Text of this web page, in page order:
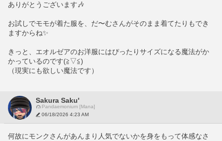
ありがとうございます🎶
お試しでモモが着た服を、だ〜むさんがそのまま着てたりもでき
ますからね✨️
きっと、エオルゼアのお洋服にはぴったりサイズになる魔法がか
かっているのです(≧▽≦)
（現実にも欲しい魔法です）
Sakura Saku'
Pandaemonium [Mana]
06/18/2026 4:23 AM
何故にモンクさんがあんまり人気でないかを身をもって体感なさ